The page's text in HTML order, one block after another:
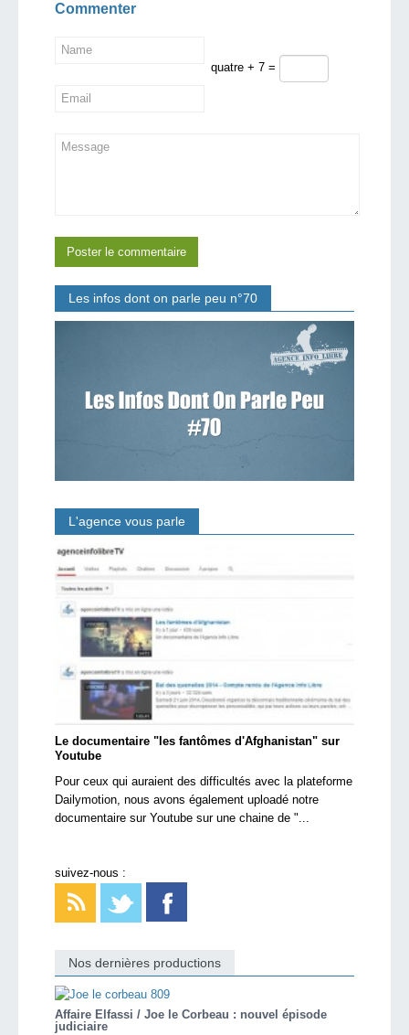
Commenter
quatre + 7 =
Les infos dont on parle peu n°70
L'agence vous parle
Le documentaire "les fantômes d'Afghanistan" sur
Youtube
Pour ceux qui auraient des difficultés avec la plateforme
Dailymotion, nous avons également uploadé notre
documentaire sur Youtube sur une chaine de "...
suivez-nous :
Nos dernières productions
Affaire Elfassi / Joe le Corbeau : nouvel épisode
judiciaire